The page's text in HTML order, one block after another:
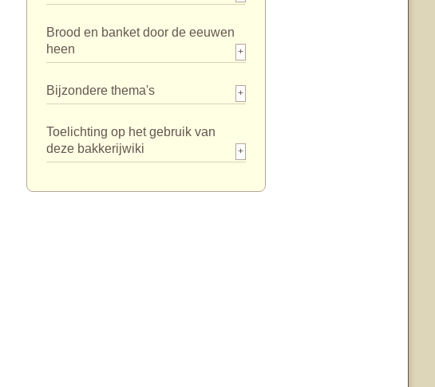
Brood en banket door de eeuwen
heen
+
Bijzondere thema's +
Toelichting op het gebruik van
deze bakkerijwiki
+